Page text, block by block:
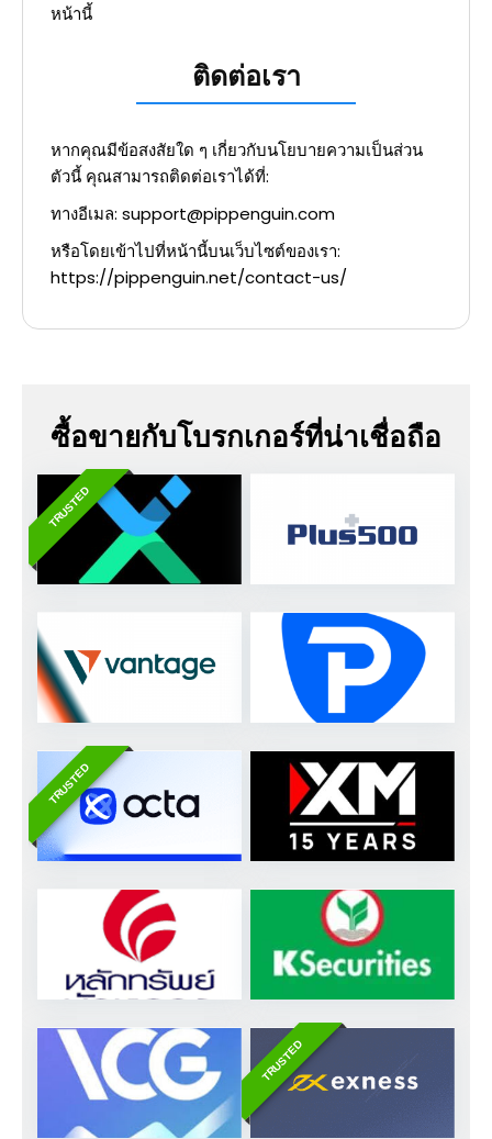
หน้านี้
ติดต่อเรา
หากคุณมีข้อสงสัยใด ๆ เกี่ยวกับนโยบายความเป็นส่วน
ตัวนี้ คุณสามารถติดต่อเราได้ที่:
ทางอีเมล: support@pippenguin.com
หรือโดยเข้าไปที่หน้านี้บนเว็บไซต์ของเรา:
https://pippenguin.net/contact-us/
ซื้อขายกับโบรกเกอร์ที่น่าเชื่อถือ
TRUSTED
TRUSTED
TRUSTED